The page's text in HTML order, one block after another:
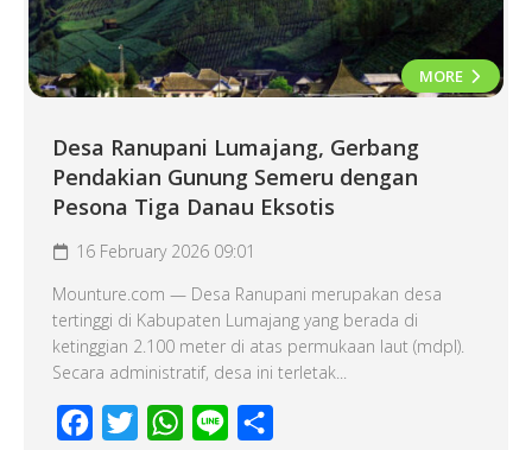
MORE
Desa Ranupani Lumajang, Gerbang
Pendakian Gunung Semeru dengan
Pesona Tiga Danau Eksotis
16 February 2026 09:01
Mounture.com — Desa Ranupani merupakan desa
tertinggi di Kabupaten Lumajang yang berada di
ketinggian 2.100 meter di atas permukaan laut (mdpl).
Secara administratif, desa ini terletak...
Facebook
Twitter WhatsApp
Line